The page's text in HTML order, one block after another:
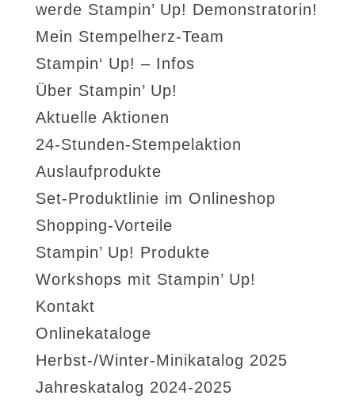
werde Stampin’ Up! Demonstratorin!
Mein Stempelherz-Team
Stampin‘ Up! – Infos
Über Stampin’ Up!
Aktuelle Aktionen
24-Stunden-Stempelaktion
Auslaufprodukte
Set-Produktlinie im Onlineshop
Shopping-Vorteile
Stampin’ Up! Produkte
Workshops mit Stampin’ Up!
Kontakt
Onlinekataloge
Herbst-/Winter-Minikatalog 2025
Jahreskatalog 2024-2025